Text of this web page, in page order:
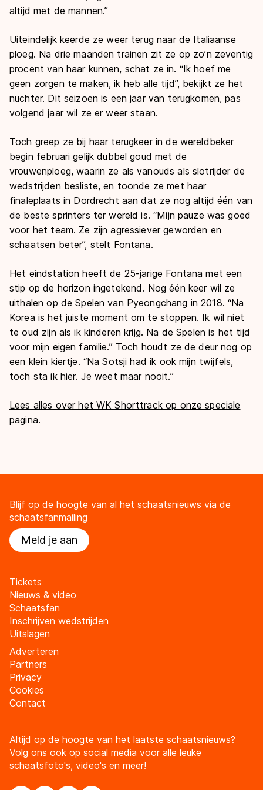
altijd met de mannen.”
Uiteindelijk keerde ze weer terug naar de Italiaanse
ploeg. Na drie maanden trainen zit ze op zo’n zeventig
procent van haar kunnen, schat ze in. “Ik hoef me
geen zorgen te maken, ik heb alle tijd”, bekijkt ze het
nuchter. Dit seizoen is een jaar van terugkomen, pas
volgend jaar wil ze er weer staan.
Toch greep ze bij haar terugkeer in de wereldbeker
begin februari gelijk dubbel goud met de
vrouwenploeg, waarin ze als vanouds als slotrijder de
wedstrijden besliste, en toonde ze met haar
finaleplaats in Dordrecht aan dat ze nog altijd één van
de beste sprinters ter wereld is. “Mijn pauze was goed
voor het team. Ze zijn agressiever geworden en
schaatsen beter”, stelt Fontana.
Het eindstation heeft de 25-jarige Fontana met een
stip op de horizon ingetekend. Nog één keer wil ze
uithalen op de Spelen van Pyeongchang in 2018. “Na
Korea is het juiste moment om te stoppen. Ik wil niet
te oud zijn als ik kinderen krijg. Na de Spelen is het tijd
voor mijn eigen familie.” Toch houdt ze de deur nog op
een klein kiertje. “Na Sotsji had ik ook mijn twijfels,
toch sta ik hier. Je weet maar nooit.”
Lees alles over het WK Shorttrack op onze speciale
pagina.
Blijf op de hoogte van al het schaatsnieuws via de
schaatsfanmailing
Meld je aan
Tickets
Nieuws & video
Schaatsfan
Inschrijven wedstrijden
Uitslagen
Adverteren
Partners
Privacy
Cookies
Contact
Altijd op de hoogte van het laatste schaatsnieuws?
Volg ons ook op social media voor alle leuke
schaatsfoto's, video's en meer!